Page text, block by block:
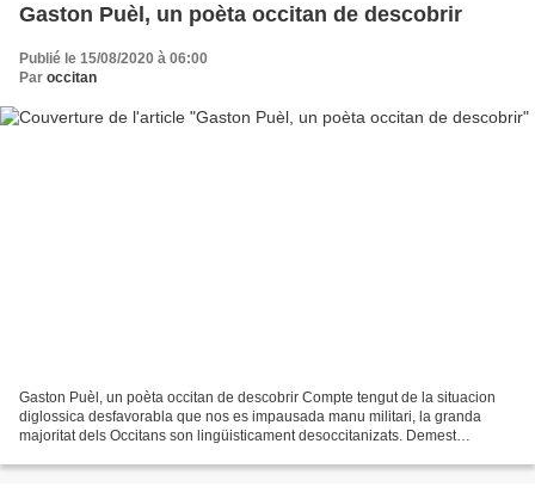
Gaston Puèl, un poèta occitan de descobrir
Publié le 15/08/2020 à 06:00
Par occitan
Gaston Puèl, un poèta occitan de descobrir Compte tengut de la situacion
diglossica desfavorabla que nos es impausada manu militari, la granda
majoritat dels Occitans son lingüisticament desoccitanizats. Demest